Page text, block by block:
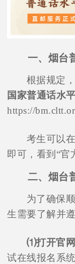
一、烟台
根据规定
国家普通话水
https://
考生可以
即可，看到“官
二、烟台
为了确保
生需要了解并
⑴打开官网
试在线报名系